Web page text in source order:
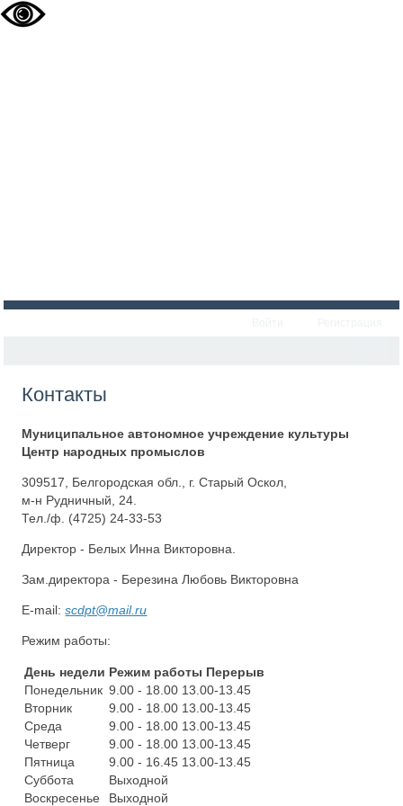
Контакты
Муниципальное автономное учреждение культуры
Центр народных промыслов
309517, Белгородская обл., г. Старый Оскол,
м-н Рудничный, 24.
Тел./ф. (4725) 24-33-53
Директор - Белых Инна Викторовна.
Зам.директора - Березина Любовь Викторовна
E-mail:scdpt@mail.ru
Режим работы:
День недели Режим работы Перерыв
Понедельник 9.00 - 18.00 13.00-13.45
Вторник
9.00 - 18.00 13.00-13.45
Среда
9.00 - 18.00 13.00-13.45
Четверг
9.00 - 18.00 13.00-13.45
Пятница
9.00 - 16.45 13.00-13.45
Суббота
Выходной
Воскресенье
Выходной